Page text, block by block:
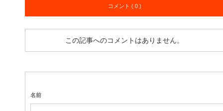
コメント ( 0 )
この記事へのコメントはありません。
名前